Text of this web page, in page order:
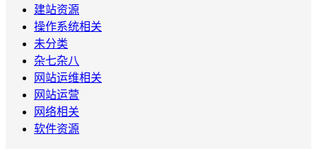
建站资源
操作系统相关
未分类
杂七杂八
网站运维相关
网站运营
网络相关
软件资源